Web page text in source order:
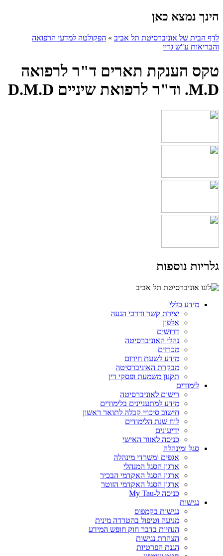
הינך נמצא כאן
לדף הבית של אוניברסיטת תל אביב » הפקולטה למדעי הרפואה
והבריאות ע"ש גריי
טקס הענקת תארים ד"ר לרפואה
M.D. וד"ר לרפואת שיניים D.M.D
גלריות נוספות
מידע כללי
יצירת קשר ודרכי הגעה
אלפון
דרושים
נהלי האוניברסיטה
מכרזים
מידע לשעת חירום
מבקרת האוניברסיטה
תקנון משמעת ופסקי דין
לימודים
רישום לאוניברסיטה
מידע למתעניינים בלימודים
חישוב סיכויי קבלה לתואר ראשון
לוח שנת הלימודים
ידיעונים
כניסה לאזור האישי
סגל ומינהלה
אגפים ומשרדי מינהלה
ארגון הסגל המנהלי
ארגון הסגל האקדמי הבכיר
ארגון הסגל האקדמי הזוטר
כניסה ל-My Tau
נגישות
נגישות בקמפוס
מניעה וטיפול בהטרדה מינית
הנחיות בדבר חוק חופש המידע
הצהרת נגישות
הגנת הפרטיות